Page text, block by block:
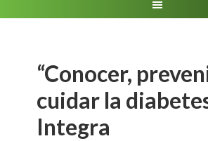
“Conocer,
cuidar la
Integra